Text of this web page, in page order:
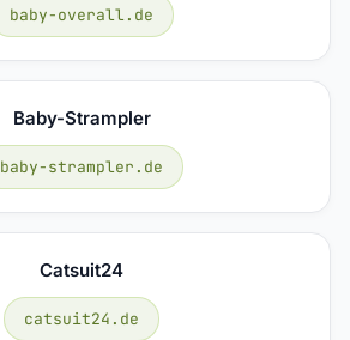
baby-overall.de
Baby-Strampler
baby-strampler.de
Catsuit24
catsuit24.de